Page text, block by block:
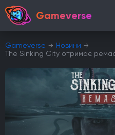
Gameverse
Gameverse
Новини
The Sinking City отримає